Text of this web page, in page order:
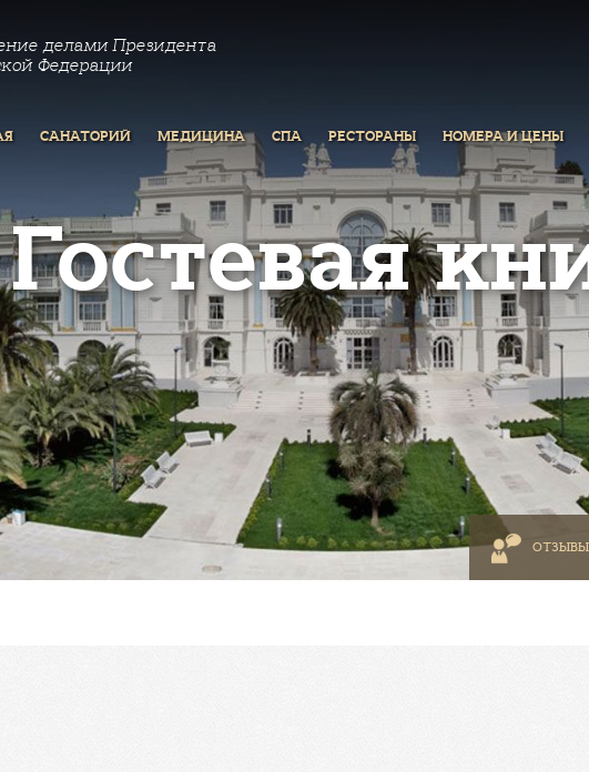
делами Президента
Федерации
САНАТОРИЙ МЕДИЦИНА СПА РЕСТОРАНЫ НОМЕРА И ЦЕНЫ
Гостевая
ОТЗЫВЫ